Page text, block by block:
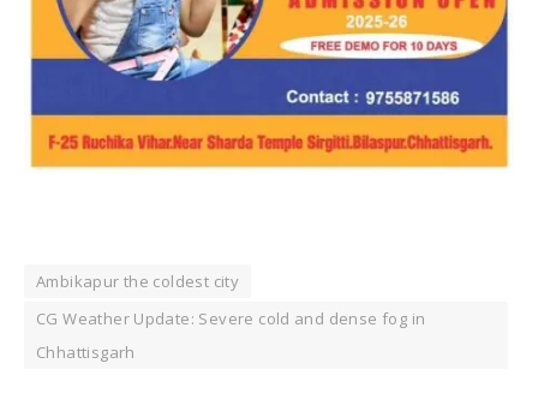
Ambikapur the coldest city
CG Weather Update: Severe cold and dense fog in
Chhattisgarh